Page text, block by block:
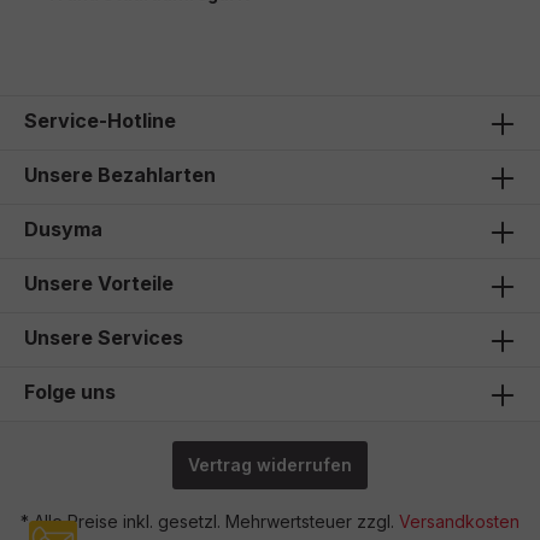
Service-Hotline
Unsere Bezahlarten
Dusyma
Unsere Vorteile
Unsere Services
Folge uns
Vertrag widerrufen
* Alle Preise inkl. gesetzl. Mehrwertsteuer zzgl. Versandkosten